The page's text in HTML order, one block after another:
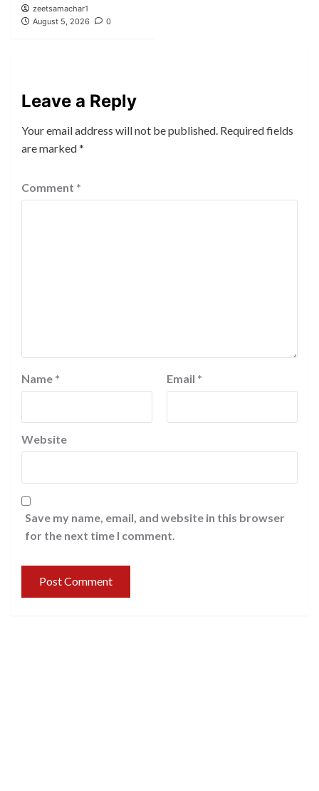
zeetsamachar1
August 5, 2026
0
Leave a Reply
Your email address will not be published. Required fields
are marked*
Comment *
Name * Email *
Website
Save my name, email, and website in this browser
for the next time I comment.